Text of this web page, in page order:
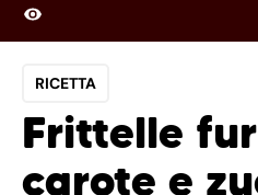
RICETTA
Frittelle
carote e